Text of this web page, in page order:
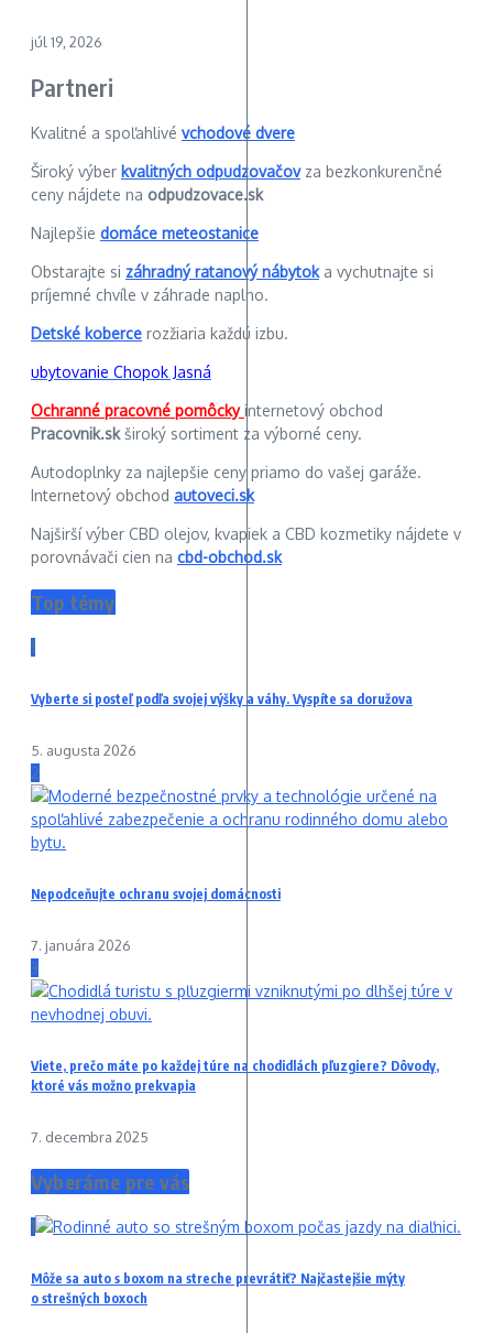
júl 19, 2026
Partneri
Kvalitné a spoľahlivé vchodové dvere
Široký výber kvalitných odpudzovačovza bezkonkurenčné
ceny nájdete na odpudzovace.sk
Najlepšie domáce meteostanice
Obstarajte si záhradný ratanový nábytoka vychutnajte si
príjemné chvíle v záhrade naplno.
Detské koberce rozžiaria každú izbu.
ubytovanie Chopok Jasná
Ochranné pracovné pomôckyinternetový obchod
Pracovnik.skširoký sortiment za výborné ceny.
Autodoplnky za najlepšie ceny priamo do vašej garáže.
Internetový obchod autoveci.sk
Najširší výber CBD olejov, kvapiek a CBD kozmetiky nájdete v
porovnávači cien na cbd-obchod.sk
Top témy
1
Vyberte si posteľ podľa svojej výšky a váhy. Vyspíte sa doružova
5. augusta 2026
2
Nepodceňujte ochranu svojej domácnosti
7. januára 2026
3
Viete, prečo máte po každej túre na chodidlách pľuzgiere? Dôvody,
ktoré vás možno prekvapia
7. decembra 2025
Vyberáme pre vás
1
Môže sa auto s boxom na streche prevrátiť? Najčastejšie mýty
o strešných boxoch